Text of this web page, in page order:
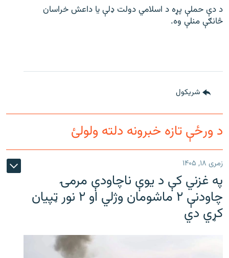
د دې حملې پړه د اسلامي دولت ډلې یا داعش خراسان
څانګې منلې وه.
شريکول
د ورځې تازه خبرونه دلته ولولئ
زمری ۱۸, ۱۴۰۵
په غزني کې د یوې ناچاودې مرمۍ
چاودنې ۲ ماشومان وژلي او ۲ نور ټپیان
کړي دي